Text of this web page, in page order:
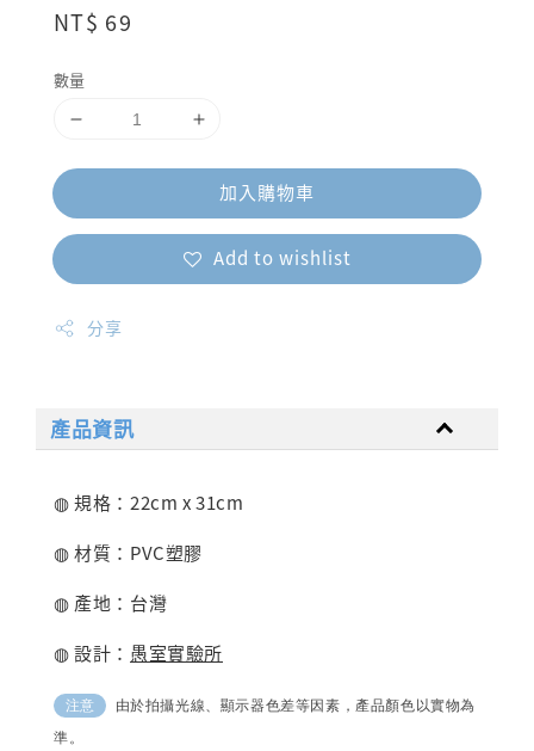
Regular
NT$ 69
數量
加入購物車
Add to wishlist
分享
產品資訊
◍ 規格：22cm x 31cm
◍ 材質：PVC塑膠
◍ 產地：台灣
◍ 設計： 愚室實驗所
注意
由於拍攝光線、顯示器色差等因素，產品顏色以實物為
準。